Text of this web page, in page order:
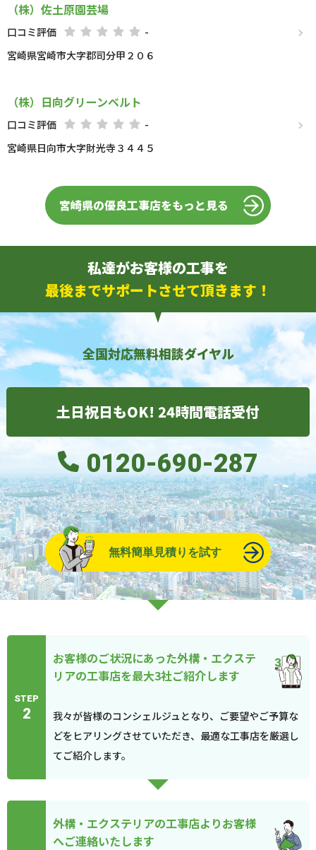
（株）佐土原園芸場
口コミ評価
-
宮崎県宮崎市大字郡司分甲２０６
（株）日向グリーンベルト
口コミ評価
-
宮崎県日向市大字財光寺３４４５
宮崎県の優良工事店をもっと見る
私達がお客様の工事を
最後までサポートさせて頂きます！
全国対応無料相談ダイヤル
土日祝日もOK! 24時間電話受付
0120-690-287
無料簡単見積りを試す
STEP
2
お客様のご状況にあった外構・エクステ
リアの工事店を最大3社ご紹介します
我々が皆様のコンシェルジュとなり、ご要望やご予算な
どをヒアリングさせていただき、最適な工事店を厳選し
てご紹介します。
外構・エクステリアの工事店よりお客様
へご連絡いたします